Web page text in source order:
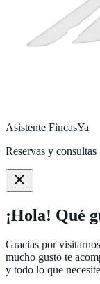
Asistente FincasYa
Reservas y consultas
¡Hola! Qué
Gracias por
mucho gusto te
y todo lo que